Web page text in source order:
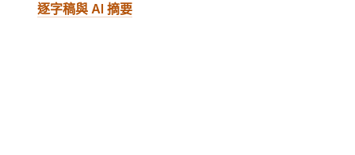
逐字稿與 AI 摘要